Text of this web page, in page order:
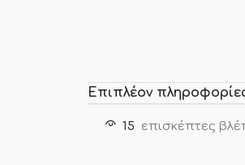
Επιπλέον
15 επισκέπτες